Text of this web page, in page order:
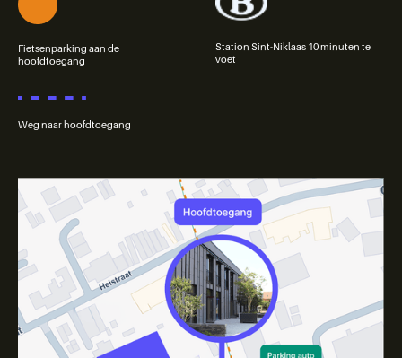
Fietsenparking aan de
hoofdtoegang
Station Sint-Niklaas 10 minuten te
voet
Weg naar hoofdtoegang